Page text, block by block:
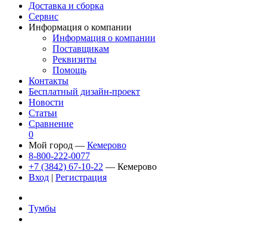
Доставка и сборка
Сервис
Информация о компании
Информация о компании
Поставщикам
Реквизиты
Помощь
Контакты
Бесплатный дизайн-проект
Новости
Статьи
Сравнение
0
Мой город — Кемерово
8-800-222-0077
+7 (3842) 67-10-22 — Кемерово
Вход | Регистрация
Тумбы